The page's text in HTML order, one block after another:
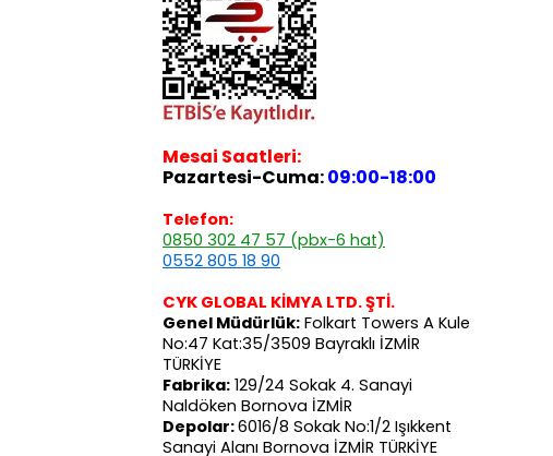
Mesai Saatleri:
Pazartesi-Cuma:09:00-18:00
Telefon:
0850 302 47 57 (pbx-6 hat)
0552 805 18 90
CYK GLOBAL KİMYA LTD. ŞTİ.
Genel Müdürlük: Folkart Towers A Kule
No:47 Kat:35/3509 Bayraklı İZMİR
TÜRKİYE
Fabrika: 129/24 Sokak 4. Sanayi
Naldöken Bornova İZMİR
Depolar:6016/8 Sokak No:1/2 Işıkkent
Sanayi Alanı Bornova İZMİR TÜRKİYE